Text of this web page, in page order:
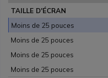
TAILLE D'ÉCRAN
Moins de 25 pouces
Moins de 25 pouces
Moins de 25 pouces
Moins de 25 pouces